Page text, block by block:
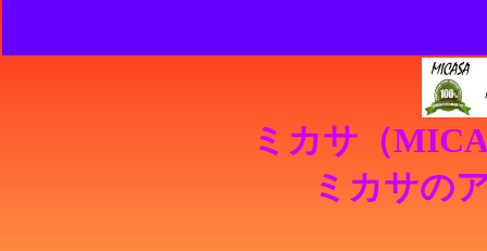
ミカサ（
ミカサの